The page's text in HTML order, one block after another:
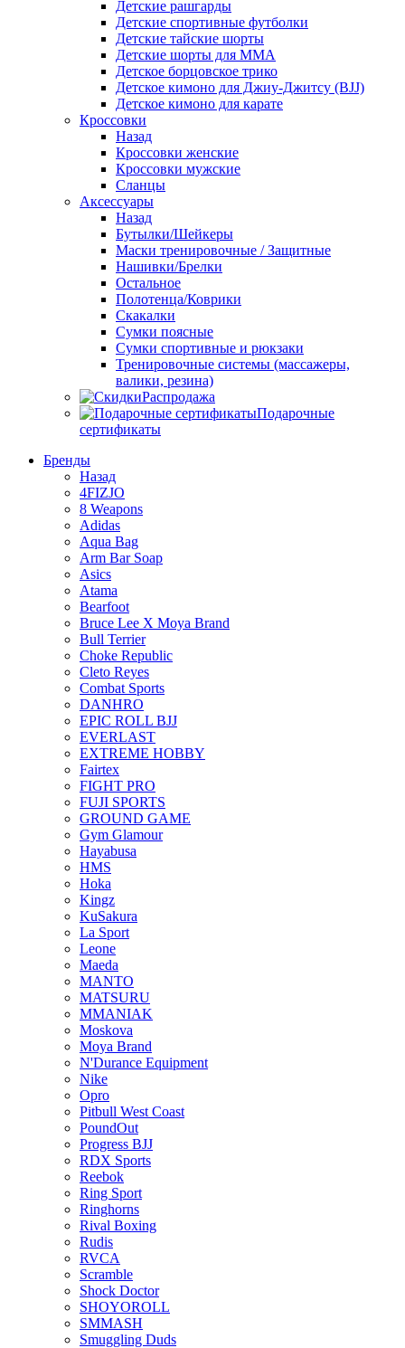
Детские рашгарды
Детские спортивные футболки
Детские тайские шорты
Детские шорты для ММА
Детское борцовское трико
Детское кимоно для Джиу-Джитсу (BJJ)
Детское кимоно для карате
Кроссовки
Назад
Кроссовки женские
Кроссовки мужские
Сланцы
Аксессуары
Назад
Бутылки/Шейкеры
Маски тренировочные / Защитные
Нашивки/Брелки
Остальное
Полотенца/Коврики
Скакалки
Сумки поясные
Сумки спортивные и рюкзаки
Тренировочные системы (массажеры,
валики, резина)
Распродажа
Подарочные
сертификаты
Бренды
Назад
4FIZJO
8 Weapons
Adidas
Aqua Bag
Arm Bar Soap
Asics
Atama
Bearfoot
Bruce Lee X Moya Brand
Bull Terrier
Choke Republic
Cleto Reyes
Combat Sports
DANHRO
EPIC ROLL BJJ
EVERLAST
EXTREME HOBBY
Fairtex
FIGHT PRO
FUJI SPORTS
GROUND GAME
Gym Glamour
Hayabusa
HMS
Hoka
Kingz
KuSakura
La Sport
Leone
Maeda
MANTO
MATSURU
MMANIAK
Moskova
Moya Brand
N'Durance Equipment
Nike
Opro
Pitbull West Coast
PoundOut
Progress BJJ
RDX Sports
Reebok
Ring Sport
Ringhorns
Rival Boxing
Rudis
RVCA
Scramble
Shock Doctor
SHOYOROLL
SMMASH
Smuggling Duds